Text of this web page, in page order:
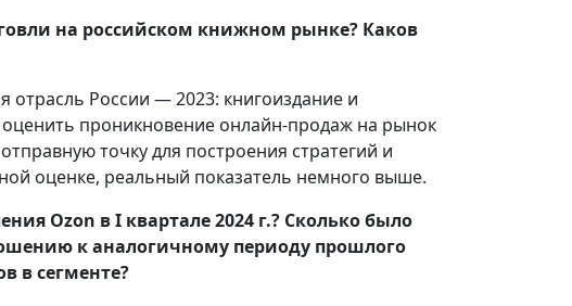
на российском книжном рынке? Каков
России — 2023: книгоиздание и
проникновение онлайн-продаж на рынок
точку для построения стратегий и
оценке, реальный показатель немного выше.
Ozon в I квартале 2024 г.? Сколько было
к аналогичному периоду прошлого
в сегменте?